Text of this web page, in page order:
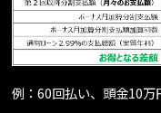
例：60回払い、頭金10